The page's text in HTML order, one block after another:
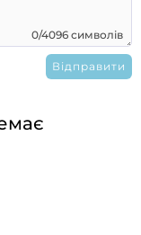
0/4096 символів